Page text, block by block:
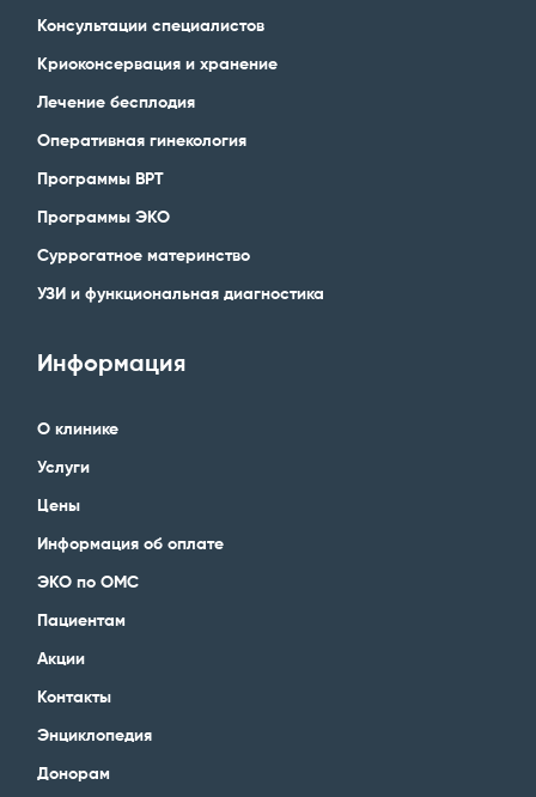
Консультации специалистов
Криоконсервация и хранение
Лечение бесплодия
Оперативная гинекология
Программы ВРТ
Программы ЭКО
Суррогатное материнство
УЗИ и функциональная диагностика
Информация
О клинике
Услуги
Цены
Информация об оплате
ЭКО по ОМС
Пациентам
Акции
Контакты
Энциклопедия
Донорам